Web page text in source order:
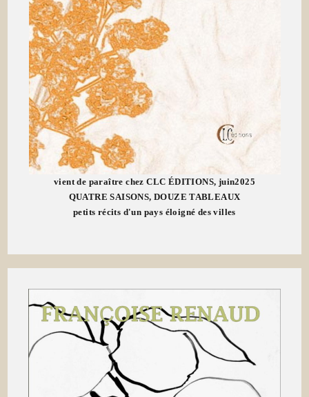
vient de paraître chez CLC ÉDITIONS, juin2025
QUATRE SAISONS, DOUZE TABLEAUX
petits récits d'un pays éloigné des villes